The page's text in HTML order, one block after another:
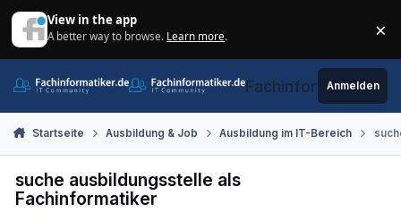
View in the app
A better way to browse. Learn more. ×
Fachinformatiker.de
Anmelden
Startseite Ausbildung & Job Ausbildung im IT-Bereich
suche ausbildungsstelle als
Fachinformatiker